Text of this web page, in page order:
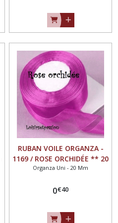
RUBAN VOILE ORGANZA -
1169 / ROSE ORCHIDÉE ** 20
mm ** Vendu au mètre -
Organza Uni - 20 Mm
0€40